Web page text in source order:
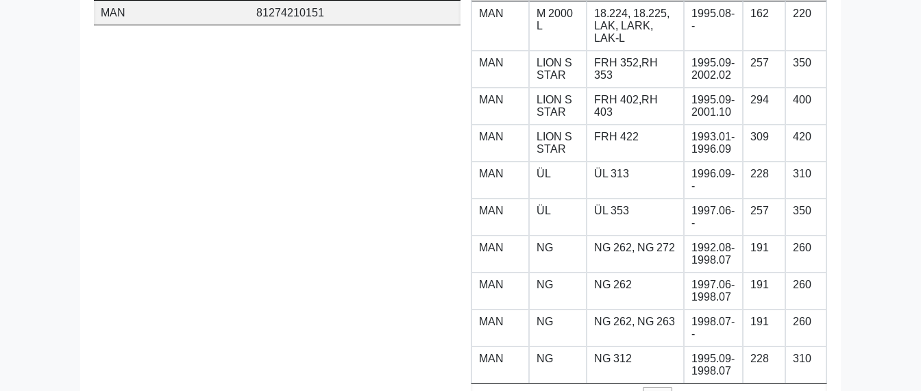
MAN 81274210151 MAN
M 2000
L
18.224, 18.225,
LAK, LARK,
LAK-L
1995.08-
-
162 220
MAN
LION S
STAR
FRH 352,RH
353
1995.09-
2002.02
257 350
MAN
LION S
STAR
FRH 402,RH
403
1995.09-
2001.10
294 400
MAN
LION S
STAR
FRH 422
1993.01-
1996.09
309 420
MAN ÜL ÜL 313
1996.09-
-
228 310
MAN ÜL ÜL 353
1997.06-
-
257 350
MAN NG NG 262, NG 272
1992.08-
1998.07
191 260
MAN NG NG 262
1997.06-
1998.07
191 260
MAN NG NG 262, NG 263
1998.07-
-
191 260
MAN NG NG 312
1995.09-
1998.07
228 310